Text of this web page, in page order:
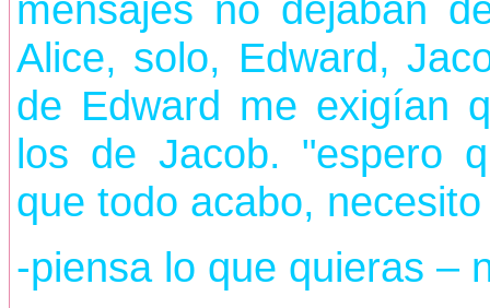
Alice, solo, Edward,
de Edward me exigían
los de Jacob. "espero
que todo acabo,
-piensa lo que quieras –